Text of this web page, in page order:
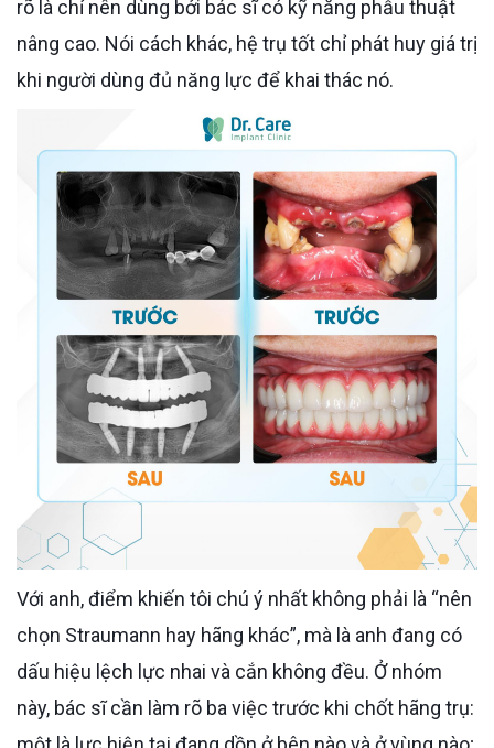
rõ là chỉ nên dùng bởi bác sĩ có kỹ năng phẫu thuật
nâng cao. Nói cách khác, hệ trụ tốt chỉ phát huy giá trị
khi người dùng đủ năng lực để khai thác nó.
Với anh, điểm khiến tôi chú ý nhất không phải là “nên
chọn Straumann hay hãng khác”, mà là anh đang có
dấu hiệu lệch lực nhai và cắn không đều. Ở nhóm
này, bác sĩ cần làm rõ ba việc trước khi chốt hãng trụ: